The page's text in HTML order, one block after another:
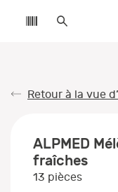
Retour à la vue
ALPMED
fraîches
13 pièces